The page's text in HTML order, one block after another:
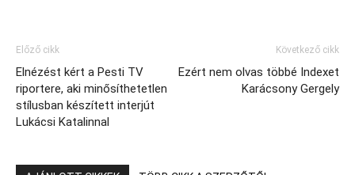
Előző cikk
Elnézést kért a Pesti TV
riportere, aki minősíthetetlen
stílusban készített interjút
Lukácsi Katalinnal
Következő cikk
Ezért nem olvas többé Indexet
Karácsony Gergely